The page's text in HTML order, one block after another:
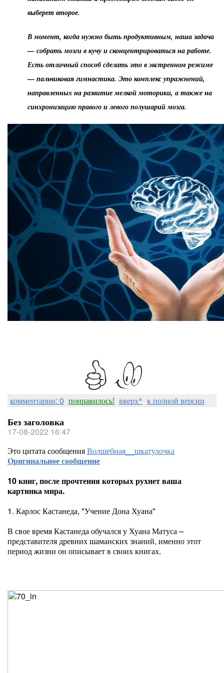
выберет второе.
В момент, когда нужно быть продуктивным, наша задача
— собрать мозги в кучу и сконцентрироваться на работе.
Есть отличный способ сделать это в экстренном режиме
— пальчиковая гимнастика. Это комплекс упражнений,
направленных на развитие мелкой моторики, а также на
синхронизацию правого и левого полушарий мозга.
комментарии: 0 понравилось! вверх^ к полной версии
Без заголовка
17-08-2022 16:47
Это цитата сообщенияВолшебная__шкатулочка
Оригинальное сообщение
10 книг, после прочтения которых рухнет ваша
картинка мира.
1. Карлос Кастанеда, "Учение Дона Хуана"
В свое время Кастанеда обучался у Хуана Матуса –
представителя древних шаманских знаний, именно этот
период жизни он описывает в своих книгах.